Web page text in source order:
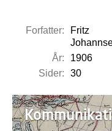
Forfatter:
Fritz
År:
1906
Sider:
30